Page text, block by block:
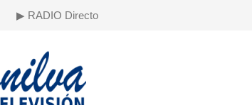
▶ RADIO Directo